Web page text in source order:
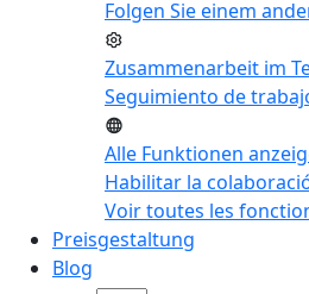
Folgen Sie einem
Zusammenarbeit im
Seguimiento de
Alle Funktionen
Habilitar la
Voir toutes les
Preisgestaltung
Blog